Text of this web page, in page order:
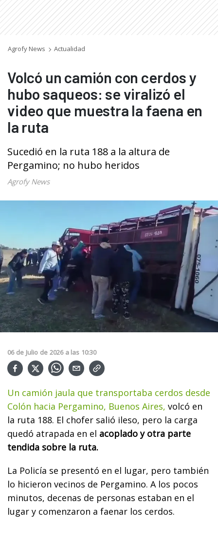
Agrofy News Actualidad
Volcó un camión con cerdos y
hubo saqueos: se viralizó el
video que muestra la faena en
la ruta
Sucedió en la ruta 188 a la altura de
Pergamino; no hubo heridos
Agrofy News
06 de Julio de 2026 a las 10:30
Un camión jaula que transportaba cerdos desde
Colón hacia Pergamino, Buenos Aires, volcó en
la ruta 188. El chofer salió ileso, pero la carga
quedó atrapada en el acoplado y otra parte
tendida sobre la ruta.
La Policía se presentó en el lugar, pero también
lo hicieron vecinos de Pergamino. A los pocos
minutos, decenas de personas estaban en el
lugar y comenzaron a faenar los cerdos.